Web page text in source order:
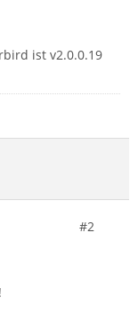
ist v2.0.0.19
#2